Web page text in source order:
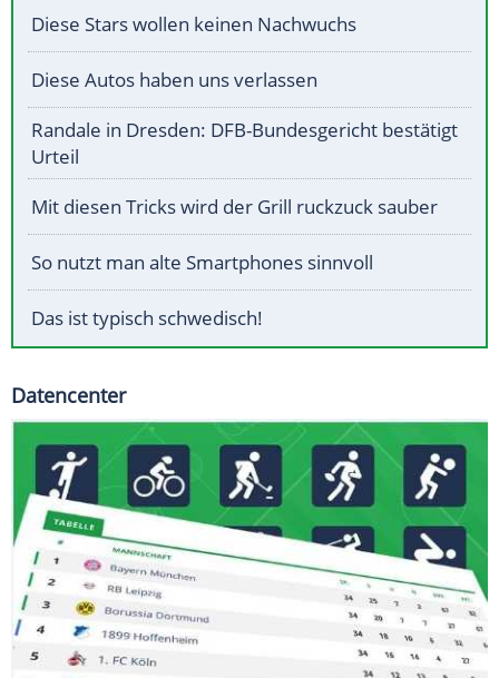
Diese Stars wollen keinen Nachwuchs
Diese Autos haben uns verlassen
Randale in Dresden: DFB-Bundesgericht bestätigt
Urteil
Mit diesen Tricks wird der Grill ruckzuck sauber
So nutzt man alte Smartphones sinnvoll
Das ist typisch schwedisch!
Datencenter